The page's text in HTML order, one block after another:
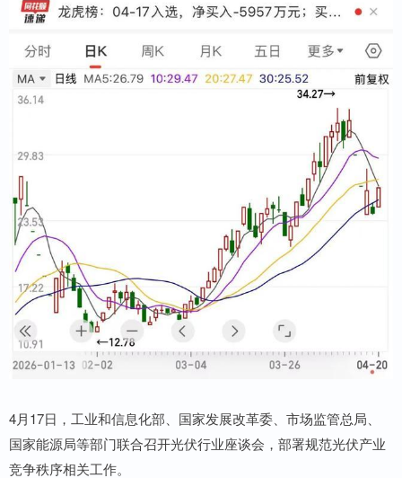
4月17日，工业和信息化部、国家发展改革委、市场监管总局、
国家能源局等部门联合召开光伏行业座谈会，部署规范光伏产业
竞争秩序相关工作。